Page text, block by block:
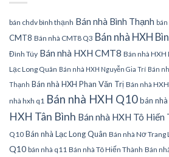
bán chdv bình thạnh Bán nhà Bình Thạnh
CMT8 Bán nhà CMT8 Q3 Bán nhà HXH
Đình Túy Bán nhà HXH CMT8 Bán nhà
Lạc Long Quân Bán nhà HXH Nguyễn Gia Trí Bán
Thạnh Bán nhà HXH Phan Văn Trị Bán nhà
nhà hxh q1 Bán nhà HXH Q10bán
HXH Tân Bình Bán nhà HXH Tô Hiến
Q10 Bán nhà Lạc Long Quân Bán nhà Nơ Trang
Q10 bán nhà q11 Bán nhà Tô Hiến Thành Bán